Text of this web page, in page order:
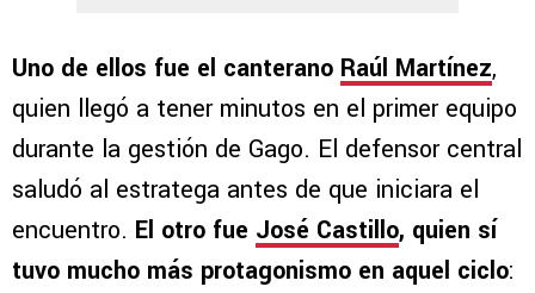
Uno de ellos fue el canterano Raúl Martínez,
quien llegó a tener minutos en el primer equipo
durante la gestión de Gago. El defensor central
saludó al estratega antes de que iniciara el
encuentro. El otro fue José Castillo, quien sí
tuvo mucho más protagonismo en aquel ciclo: